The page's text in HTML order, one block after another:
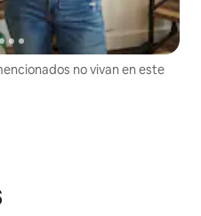
no vivan en este